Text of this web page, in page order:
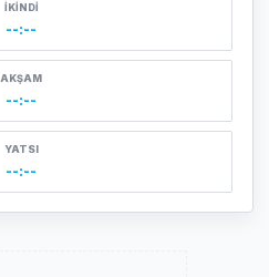
İKINDI
--:--
AKŞAM
--:--
YATSI
--:--